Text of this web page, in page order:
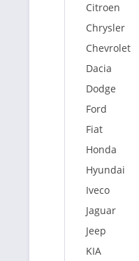
Citroen
Chrysler
Chevrolet
Dacia
Dodge
Ford
Fiat
Honda
Hyundai
Iveco
Jaguar
Jeep
KIA